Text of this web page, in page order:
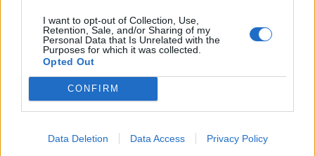
I want to opt-out of Collection, Use,
Retention, Sale, and/or Sharing of my
Personal Data that Is Unrelated with the
Purposes for which it was collected.
Opted Out
CONFIRM
Data Deletion Data Access Privacy Policy